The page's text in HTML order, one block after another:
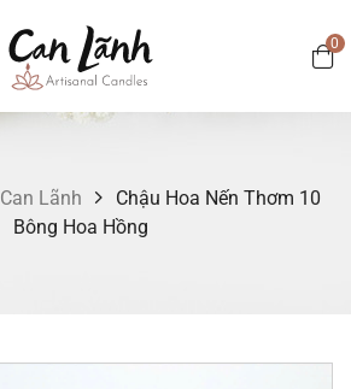
0
Can Lãnh
Chậu Hoa Nến Thơm 10
Bông Hoa Hồng